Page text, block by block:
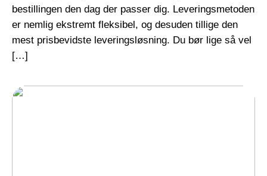
bestillingen den dag der passer dig. Leveringsmetoden
er nemlig ekstremt fleksibel, og desuden tillige den
mest prisbevidste leveringsløsning. Du bør lige så vel
[…]